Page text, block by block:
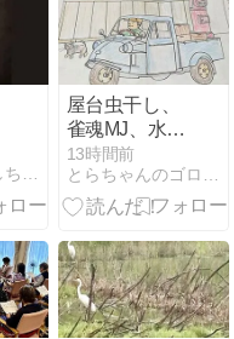
出航人の紹介しちゃいます
屋台虫干し、
雀魂MJ、水野
美紀、ドンマ
イ川端、ギャ
ル取り扱い説
猫。
13時間前
とらちゃんのゴロゴロ日記Blog.ver